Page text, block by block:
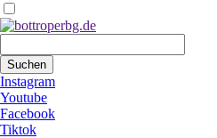
Suchen
Instagram
Youtube
Facebook
Tiktok